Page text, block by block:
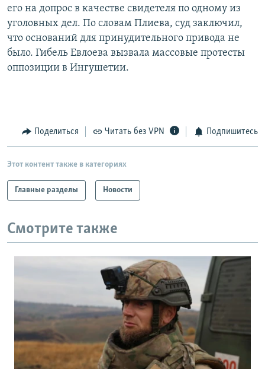
СОЦИАЛЬНЫЕ СЕТИ
его на допрос в качестве свидетеля по одному из
уголовных дел. По словам Плиева, суд заключил,
что оснований для принудительного привода не
было. Гибель Евлоева вызвала массовые протесты
оппозиции в Ингушетии.
Поделиться Читать без VPN Подпишитесь
Этот контент также в категориях
Главные разделы Новости
Смотрите также